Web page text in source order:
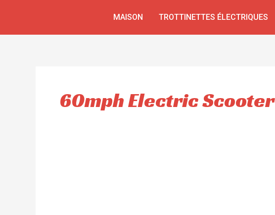
MAISON TROTTINETTES ÉLECTRIQUES
60mph Electric Scooter